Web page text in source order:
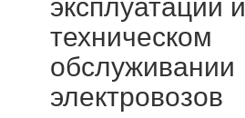
техническом
обслуживании
электровозов